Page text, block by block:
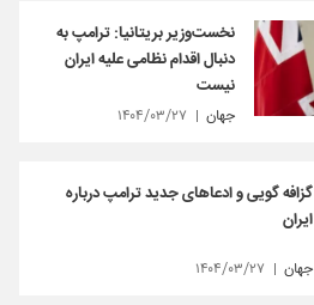
نخست‌وزیر بریتانیا: ترامپ به
دنبال اقدام نظامی علیه ایران
نیست
جهان ۱۴۰۴/۰۳/۲۷
گزافه گویی و ادعاهای جدید ترامپ درباره
ایران
جهان ۱۴۰۴/۰۳/۲۷